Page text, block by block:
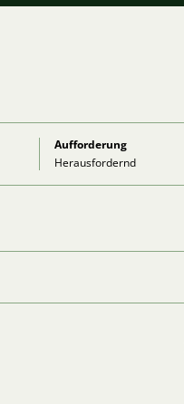
Aufforderung
Herausfordernd